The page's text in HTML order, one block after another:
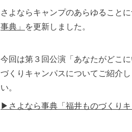
さよならキャンプのあらゆること
事典」
を更新しました。
今回は第３回公演「あなたがどこ
づくりキャンパスについてご紹介
い。
▶さよなら事典「福井ものづくりキ